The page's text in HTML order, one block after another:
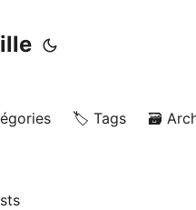
🏷️ Tags 🗃️